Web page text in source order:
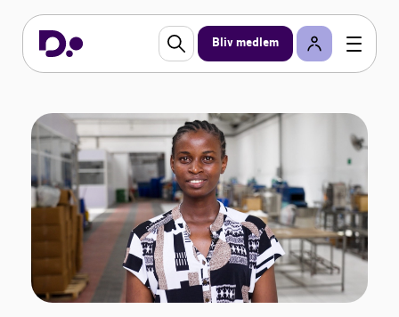
Bliv medlem